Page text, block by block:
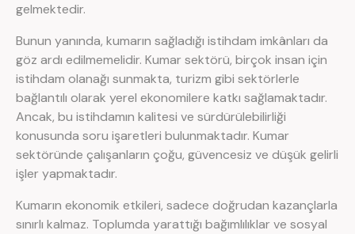
gelmektedir.
Bunun yanında, kumarın sağladığı istihdam imkânları da
göz ardı edilmemelidir. Kumar sektörü, birçok insan için
istihdam olanağı sunmakta, turizm gibi sektörlerle
bağlantılı olarak yerel ekonomilere katkı sağlamaktadır.
Ancak, bu istihdamın kalitesi ve sürdürülebilirliği
konusunda soru işaretleri bulunmaktadır. Kumar
sektöründe çalışanların çoğu, güvencesiz ve düşük gelirli
işler yapmaktadır.
Kumarın ekonomik etkileri, sadece doğrudan kazançlarla
sınırlı kalmaz. Toplumda yarattığı bağımlılıklar ve sosyal